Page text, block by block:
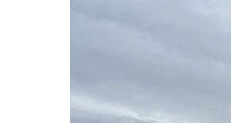
Location
bennes
Chez RG Location Benne,
sur mesure pour nos
bennes DIB (Déchets